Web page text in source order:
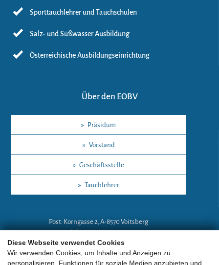
Diese Webseite verwendet Cookies
Wir verwenden Cookies, um Inhalte und Anzeigen zu
personalisieren, Funktionen für soziale Medien anzubieten und
Sporttauchlehrer und Tauchschulen
Salz- und Süßwasser Ausbildung
Österreichische Ausbildungseinrichtung
Über den EOBV
» Präsidum
» Vorstand
» Geschäftsstelle
» Tauchlehrer
Post: Korngasse 2, A-8570 Voitsberg
Mobil: +43 (0)664 18 67 394
E-Mail: lg-a@eobv.eu